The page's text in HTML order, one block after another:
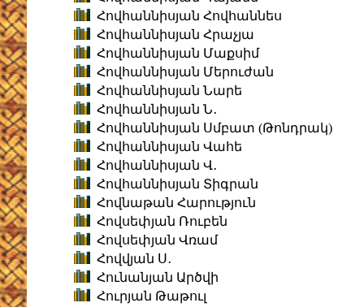
Հովհաննիսյան Հովհաննես
Հովհաննիսյան Հրաչյա
Հովհաննիսյան Մաքսիմ
Հովհաննիսյան Մերուժան
Հովհաննիսյան Նարե
Հովհաննիսյան Ն․
Հովհաննիսյան Սմբատ (Թոնդրակ)
Հովհաննիսյան Վահե
Հովհաննիսյան Վ․
Հովհաննիսյան Տիգրան
Հովնաթան Հարություն
Հովսեփյան Ռուբեն
Հովսեփյան Վռամ
Հովվյան Ս․
Հունանյան Արծվի
Հուրյան Թաթուլ